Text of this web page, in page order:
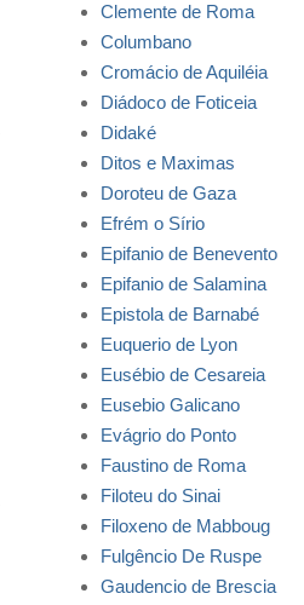
Clemente de Roma
Columbano
Cromácio de Aquiléia
Diádoco de Foticeia
Didaké
Ditos e Maximas
Doroteu de Gaza
Efrém o Sírio
Epifanio de Benevento
Epifanio de Salamina
Epistola de Barnabé
Euquerio de Lyon
Eusébio de Cesareia
Eusebio Galicano
Evágrio do Ponto
Faustino de Roma
Filoteu do Sinai
Filoxeno de Mabboug
Fulgêncio De Ruspe
Gaudencio de Brescia